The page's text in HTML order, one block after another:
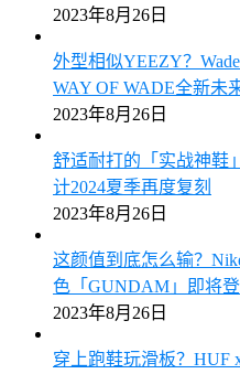
2023年8月26日
外型相似YEEZY？
WAY OF WADE全新未
2023年8月26日
舒适耐打的「实战神鞋
计2024夏季再度复刻
2023年8月26日
这颜值到底怎么输？
色「GUNDAM」即将登
2023年8月26日
穿上跑鞋玩滑板？HUF